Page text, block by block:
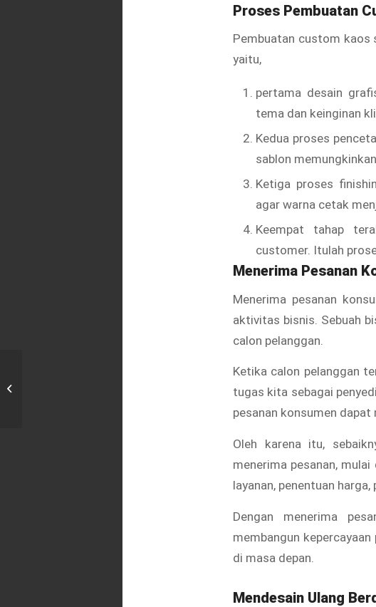
Proses Pembuatan
Pembuatan custom kaos
yaitu,
pertama desain
tema dan keinginan
Kedua proses
sablon
Ketiga proses
agar warna cetak
Keempat tahap
customer. Itulah
Menerima Pesanan
Menerima pesanan
aktivitas bisnis. Sebuah
calon pelanggan.
Ketika calon pelanggan
tugas kita sebagai
pesanan konsumen
Oleh karena itu,
menerima pesanan,
layanan, penentuan
Dengan menerima
membangun
di masa depan.
Mendesain Ulang